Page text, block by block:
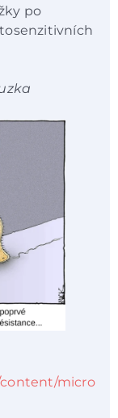
po
micro